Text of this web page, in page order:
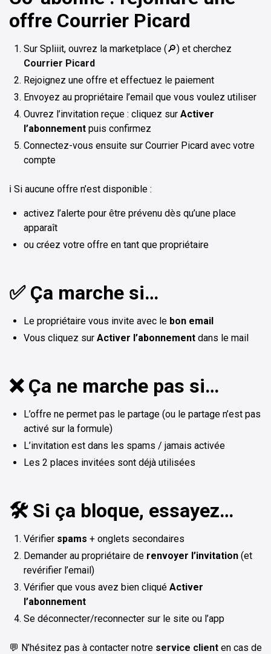
offre Courrier Picard
Sur Spliiit, ouvrez la marketplace (🔎) et cherchez
Courrier Picard
Rejoignez une offre et effectuez le paiement
Envoyez au propriétaire l’email que vous voulez utiliser
Ouvrez l’invitation reçue : cliquez sur Activer
l’abonnement puis confirmez
Connectez-vous ensuite sur Courrier Picard avec votre
compte
ℹ️ Si aucune offre n’est disponible :
activez l’alerte pour être prévenu dès qu’une place
apparaît
ou créez votre offre en tant que propriétaire
✅ Ça marche si…
Le propriétaire vous invite avec le bon email
Vous cliquez sur Activer l’abonnement dans le mail
❌ Ça ne marche pas si…
L’offre ne permet pas le partage (ou le partage n’est pas
activé sur la formule)
L’invitation est dans les spams / jamais activée
Les 2 places invitées sont déjà utilisées
🛠️ Si ça bloque, essayez…
Vérifier spams + onglets secondaires
Demander au propriétaire de renvoyer l’invitation (et
revérifier l’email)
Vérifier que vous avez bien cliqué Activer
l’abonnement
Se déconnecter/reconnecter sur le site ou l’app
💬 N’hésitez pas à contacter notre service client en cas de